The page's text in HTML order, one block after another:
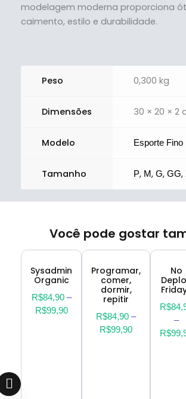
modelagem moderna proporciona
caimento, estilo e durabilidade.
Peso 0,300 kg
Dimensões 30 × 20 × 2
Modelo Esporte Fino
Tamanho P, M, G, GG,
Você pode gostar
Sysadmin
Organic
R$84,90–
R$99,90
Programar,
comer,
dormir,
repitir
R$84,90 –
R$99,90
No
R$
–
R$